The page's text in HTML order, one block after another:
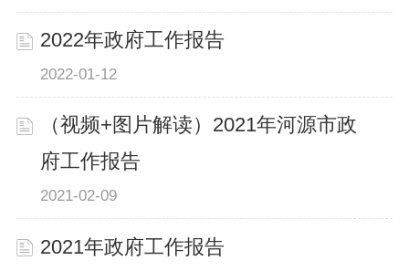
2022年政府工作报告
2022-01-12
（视频+图片解读）2021年河源市政
府工作报告
2021-02-09
2021年政府工作报告